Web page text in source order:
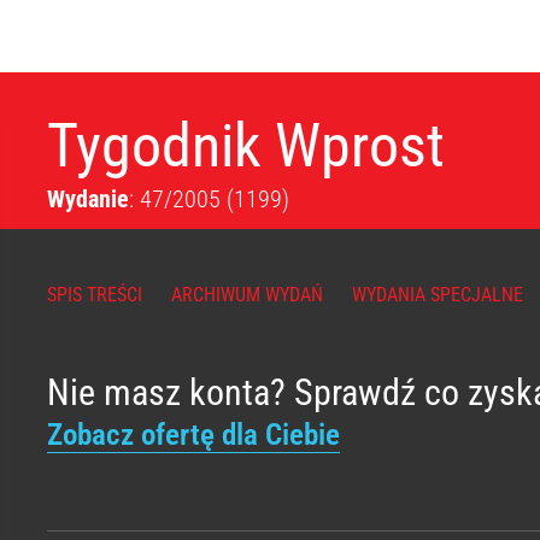
Tygodnik Wprost
Wydanie: 47/2005 (1199)
SPIS TREŚCI ARCHIWUM WYDAŃ WYDANIA SPECJALNE
Nie masz konta? Sprawdź co
Zobacz ofertę dla Ciebie